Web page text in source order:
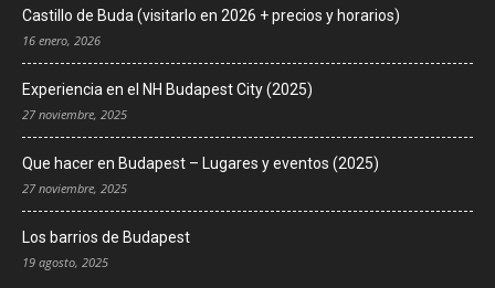
Castillo de Buda (visitarlo en 2026 + precios y horarios)
16 enero, 2026
Experiencia en el NH Budapest City (2025)
27 noviembre, 2025
Que hacer en Budapest – Lugares y eventos (2025)
27 noviembre, 2025
Los barrios de Budapest
19 agosto, 2025